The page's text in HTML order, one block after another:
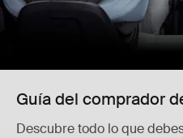
Guía del comprador
Descubre todo lo que